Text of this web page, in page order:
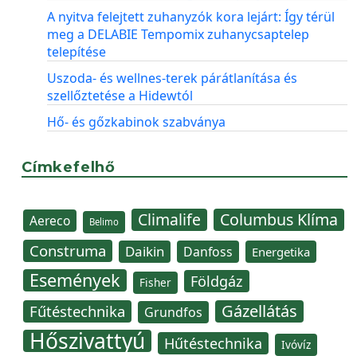
A nyitva felejtett zuhanyzók kora lejárt: Így térül
meg a DELABIE Tempomix zuhanycsaptelep
telepítése
Uszoda- és wellnes-terek párátlanítása és
szellőztetése a Hidewtól
Hő- és gőzkabinok szabványa
Címkefelhő
Aereco Belimo Climalife Columbus Klíma
Construma Daikin Danfoss Energetika
Események Fisher Földgáz
Fűtéstechnika Grundfos Gázellátás
Hőszivattyú Hűtéstechnika Ivóvíz